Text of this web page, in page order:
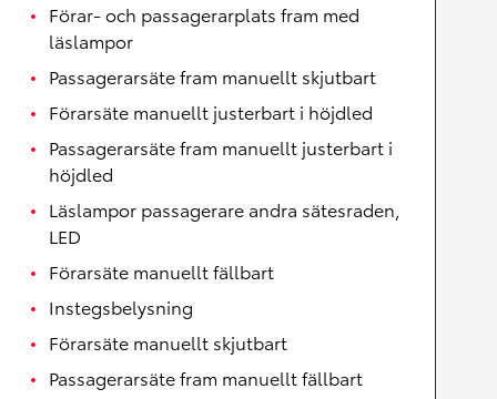
Förar- och passagerarplats fram med
läslampor
Passagerarsäte fram manuellt skjutbart
Förarsäte manuellt justerbart i höjdled
Passagerarsäte fram manuellt justerbart i
höjdled
Läslampor passagerare andra sätesraden,
LED
Förarsäte manuellt fällbart
Instegsbelysning
Förarsäte manuellt skjutbart
Passagerarsäte fram manuellt fällbart